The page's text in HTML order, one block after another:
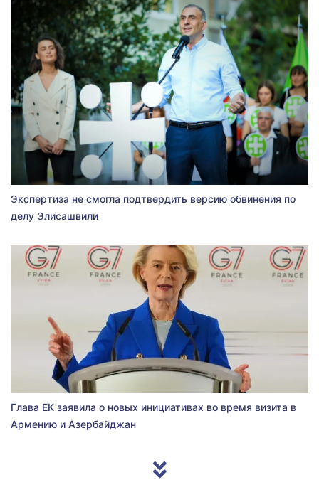
Экспертиза не смогла подтвердить версию обвинения по
делу Элисашвили
Глава ЕК заявила о новых инициативах во время визита в
Армению и Азербайджан